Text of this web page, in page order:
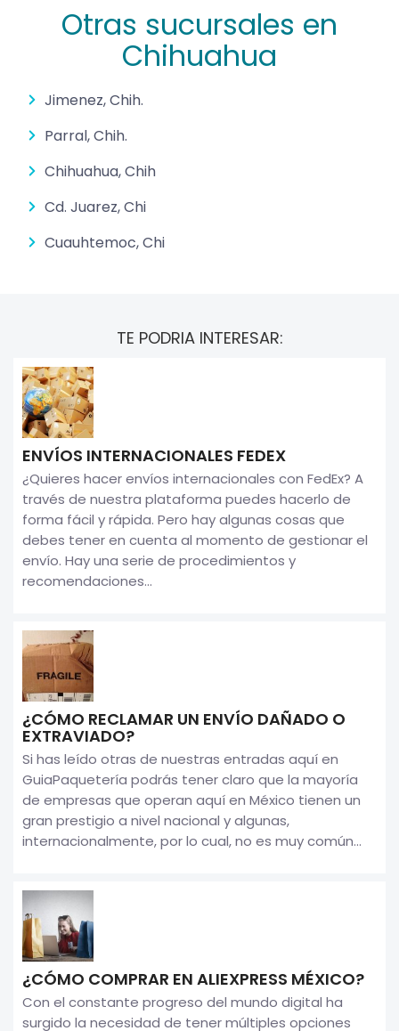
Otras sucursales en
Chihuahua
Jimenez, Chih.
Parral, Chih.
Chihuahua, Chih
Cd. Juarez, Chi
Cuauhtemoc, Chi
TE PODRIA INTERESAR:
ENVÍOS INTERNACIONALES FEDEX
¿Quieres hacer envíos internacionales con FedEx? A
través de nuestra plataforma puedes hacerlo de
forma fácil y rápida. Pero hay algunas cosas que
debes tener en cuenta al momento de gestionar el
envío. Hay una serie de procedimientos y
recomendaciones...
¿CÓMO RECLAMAR UN ENVÍO DAÑADO O
EXTRAVIADO?
Si has leído otras de nuestras entradas aquí en
GuiaPaquetería podrás tener claro que la mayoría
de empresas que operan aquí en México tienen un
gran prestigio a nivel nacional y algunas,
internacionalmente, por lo cual, no es muy común...
¿CÓMO COMPRAR EN ALIEXPRESS MÉXICO?
Con el constante progreso del mundo digital ha
surgido la necesidad de tener múltiples opciones